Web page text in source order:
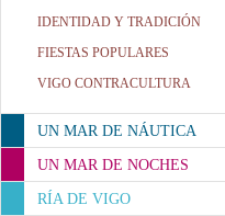
IDENTIDAD Y TRADICIÓN
FIESTAS POPULARES
VIGO CONTRACULTURA
UN MAR DE NÁUTICA
UN MAR DE NOCHES
RÍA DE VIGO